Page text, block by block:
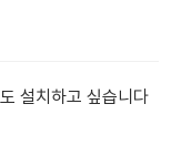
설치하고 싶습니다